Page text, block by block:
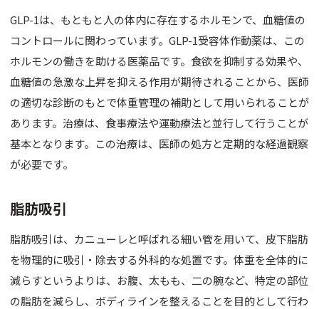
GLP-1は、もともと人の体内に存在するホルモンで、血糖値の
コントロールに関わっています。GLP-1受容体作動薬は、この
ホルモンの働きを助ける医薬品です。食欲を抑制する効果や、
血糖値の急激な上昇を抑える作用が期待されることから、医師
の適切な診断のもとで体重管理の補助として用いられることが
あります。治療は、食事療法や運動療法と並行して行うことが
基本となります。この治療は、医師の処方と定期的な経過観察
が必要です。
脂肪吸引
脂肪吸引は、カニューレと呼ばれる細い管を用いて、皮下脂肪
を物理的に吸引・除去する外科的な処置です。体重を全体的に
減らすというよりは、お腹、太もも、二の腕など、特定の部位
の脂肪を減らし、ボディラインを整えることを目的として行わ